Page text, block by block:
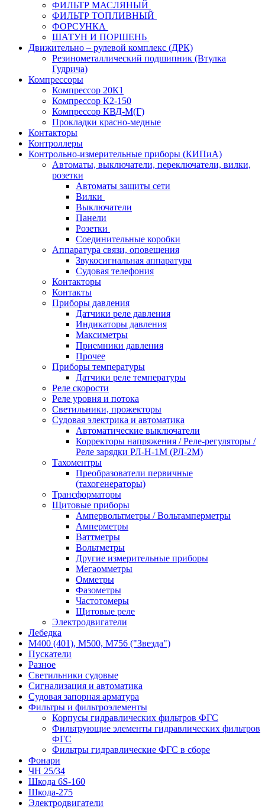
ФИЛЬТР МАСЛЯНЫЙ
ФИЛЬТР ТОПЛИВНЫЙ
ФОРСУНКА
ШАТУН И ПОРШЕНЬ
Движительно – рулевой комплекс (ДРК)
Резинометаллический подшипник (Втулка
Гудрича)
Компрессоры
Компрессор 20К1
Компрессор К2-150
Компрессор КВД-М(Г)
Прокладки красно-медные
Контакторы
Контроллеры
Контрольно-измерительные приборы (КИПиА)
Автоматы, выключатели, переключатели, вилки,
розетки
Автоматы защиты сети
Вилки
Выключатели
Панели
Розетки
Соединительные коробки
Аппаратура связи, оповещения
Звукосигнальная аппаратура
Судовая телефония
Контакторы
Контакты
Приборы давления
Датчики реле давления
Индикаторы давления
Максиметры
Приемники давления
Прочее
Приборы температуры
Датчики реле температуры
Реле скорости
Реле уровня и потока
Светильники, прожекторы
Судовая электрика и автоматика
Автоматические выключатели
Корректоры напряжения / Реле-регуляторы /
Реле зарядки РЛ-Н-1М (РЛ-2М)
Тахоментры
Преобразователи первичные
(тахогенераторы)
Трансформаторы
Щитовые приборы
Ампервольтметры / Вольтамперметры
Амперметры
Ваттметры
Вольтметры
Другие измерительные приборы
Мегаомметры
Омметры
Фазометры
Частотомеры
Щитовые реле
Электродвигатели
Лебедка
М400 (401), М500, М756 ("Звезда")
Пускатели
Разное
Светильники судовые
Сигнализация и автоматика
Судовая запорная арматура
Фильтры и фильтроэлементы
Корпусы гидравлических фильтров ФГС
Фильтрующие элементы гидравлических фильтров
ФГС
Фильтры гидравлические ФГС в сборе
Фонари
ЧН 25/34
Шкода 6S-160
Шкода-275
Электродвигатели